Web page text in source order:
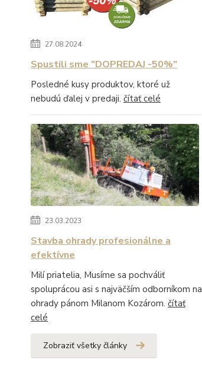
27.08.2024
Spustili sme "DOPREDAJ -50%"
Posledné kusy produktov, ktoré už
nebudú ďalej v predaji. čítať celé
23.03.2023
Stavba ohrady profesionálne a
efektívne
Milí priatelia, Musíme sa pochváliť
spoluprácou asi s najväčším odborníkom na
ohrady pánom Milanom Kozárom. čítať
celé
Zobraziť všetky články